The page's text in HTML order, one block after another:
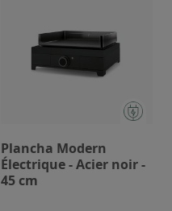
Plancha Modern
Électrique - Acier noir -
45 cm